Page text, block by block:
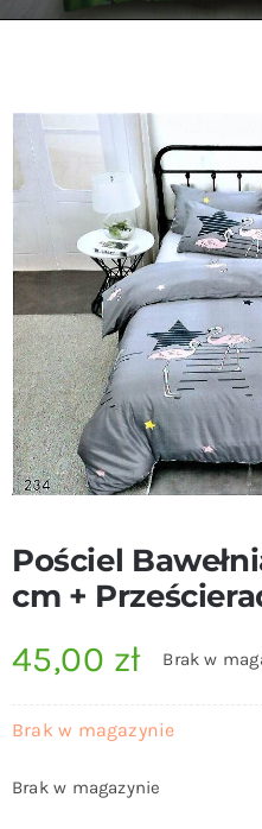
Pościel
cm +
45,00 zł Brak w
Brak w magazynie
Brak w magazynie